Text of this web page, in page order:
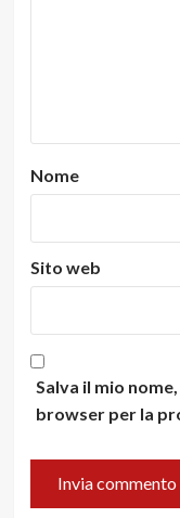
Nome
Sito web
Salva il mio
browser per la